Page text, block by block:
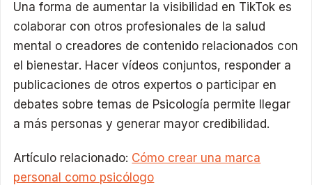
Una forma de aumentar la visibilidad en TikTok es
colaborar con otros profesionales de la salud
mental o creadores de contenido relacionados con
el bienestar. Hacer vídeos conjuntos, responder a
publicaciones de otros expertos o participar en
debates sobre temas de Psicología permite llegar
a más personas y generar mayor credibilidad.
Artículo relacionado: Cómo crear una marca
personal como psicólogo